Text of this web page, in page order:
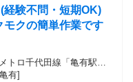
経験不問・短期OK)
モクの簡単作業です
トロ千代田線「亀有駅」
有]